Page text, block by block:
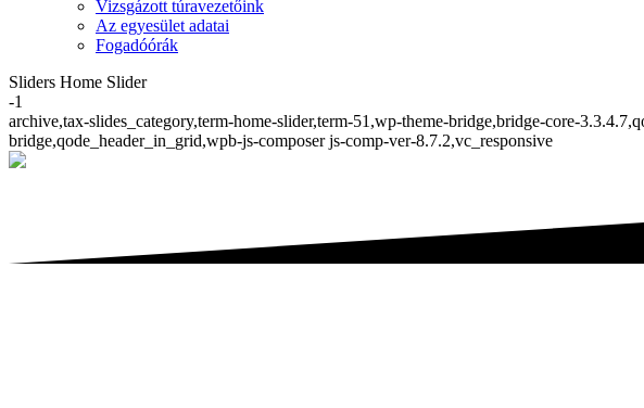
Vizsgázott túravezetőink
Az egyesület adatai
Fogadóórák
Sliders Home Slider
-1
archive,tax-slides_category,term-home-slider,term-51,wp-theme-bridge,bridge-core-
bridge,qode_header_in_grid,wpb-js-composer js-comp-ver-8.7.2,vc_responsive